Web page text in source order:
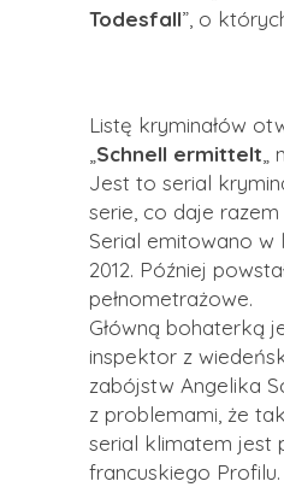
Todesfall”, o
Listę kryminałów
„Schnell ermittelt„
Jest to serial
serie, co daje
Serial emitowano w
2012. Później
pełnometrażowe.
Główną bohaterką
inspektor z
zabójstw Angelika
z problemami, że
serial klimatem jest
francuskiego Profilu.